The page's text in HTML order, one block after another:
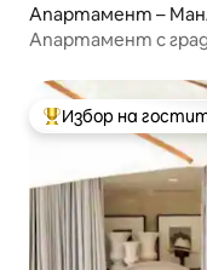
Апартамент –
Апартамент с
Най-популярен
Избор на